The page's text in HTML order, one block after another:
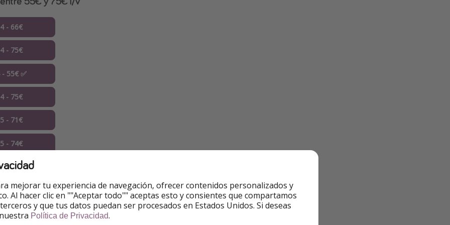
- 66€
- 75€
55€ ✅
- 75€
- 71€
- 74€
vuelos ✚
entre 34€ y 70€ i/v
- 66€
mejorar tu experiencia de navegación, ofrecer contenidos personalizados y
Al hacer clic en ""Aceptar todo"" aceptas esto y consientes que compartamos
y que tus datos puedan ser procesados en Estados Unidos. Si deseas
Política de Privacidad.